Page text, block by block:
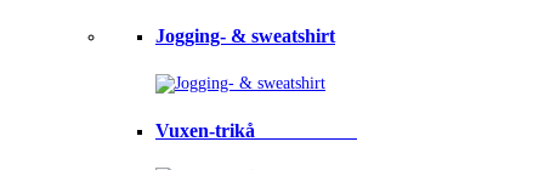
Jogging- & sweatshirt
Vuxen-trikå⠀⠀⠀⠀⠀⠀⠀